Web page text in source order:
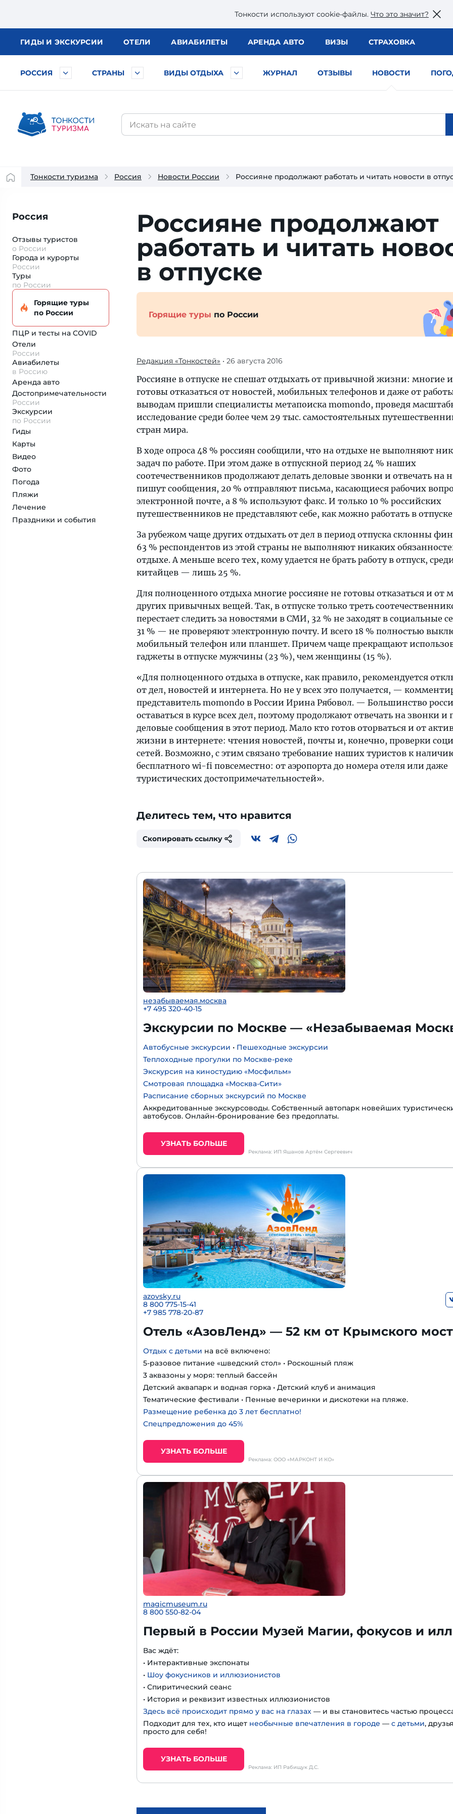
Тонкости используют сookie-файлы. Что это значит?
ГИДЫ И ЭКСКУРСИИ ОТЕЛИ АВИАБИЛЕТЫ АРЕНДА АВТО ВИЗЫ СТРАХОВКА
РОССИЯ СТРАНЫ ВИДЫ ОТДЫХА ЖУРНАЛ ОТЗЫВЫ НОВОСТИ
Тонкости туризма Россия Новости России Россияне продолжают работать и читать новости в
Россия
Отзывы туристов
о России
Города и курорты
России
Туры
по России
Горящие туры
по России
ПЦР и тесты на COVID
Отели
России
Авиабилеты
в Россию
Аренда авто
Достопримеча­тельности
России
Экскурсии
по России
Гиды
Карты
Видео
Фото
Погода
Пляжи
Лечение
Праздники и события
Россияне продолжают
работать и читать
в отпуске
Горящие туры по России
Редакция «Тонкостей» • 26 августа 2016
Россияне в отпуске не спешат отдыхать от привычной жизни: многие
готовы отказаться от новостей, мобильных телефонов и даже от
выводам пришли специалисты метапоиска momondo, проведя
исследование среди более чем 29 тыс. самостоятельных
стран мира.
В ходе опроса 48 % россиян сообщили, что на отдыхе не выполняют
задач по работе. При этом даже в отпускной период 24 % наших
соотечественников продолжают делать деловые звонки и отвечать на
пишут сообщения, 20 % отправляют письма, касающиеся рабочих
электронной почте, а 8 % используют факс. И только 10 % российских
путешественников не представляют себе, как можно работать в
За рубежом чаще других отдыхать от дел в период отпуска склонны
63 % респондентов из этой страны не выполняют никаких
отдыхе. А меньше всего тех, кому удается не брать работу в отпуск,
китайцев — лишь 25 %.
Для полноценного отдыха многие россияне не готовы отказаться и от
других привычных вещей. Так, в отпуске только треть
перестает следить за новостями в СМИ, 32 % не заходят в социальные
31 % — не проверяют электронную почту. И всего 18 % полностью
мобильный телефон или планшет. Причем чаще прекращают
гаджеты в отпуске мужчины (23 %), чем женщины (15 %).
«Для полноценного отдыха в отпуске, как правило, рекомендуется
от дел, новостей и интернета. Но не у всех это получается, —
представитель momondo в России Ирина Рябовол. — Большинство
оставаться в курсе всех дел, поэтому продолжают отвечать на звонки и
деловые сообщения в этот период. Мало кто готов оторваться и от
жизни в интернете: чтения новостей, почты и, конечно, проверки
сетей. Возможно, с этим связано требование наших туристов к
бесплатного wi-fi повсеместно: от аэропорта до номера отеля или даже
туристических достопримечательностей».
Делитесь тем, что нравится
Скопировать ссылку
незабываемая.москва
+7 495 320-40-15
Экскурсии по Москве — «Незабываемая
Автобусные экскурсии • Пешеходные экскурсии
Теплоходные прогулки по Москве-реке
Экскурсия на киностудию «Мосфильм»
Смотровая площадка «Москва-Сити»
Расписание сборных экскурсий по Москве
Аккредитованные экскурсоводы. Собственный автопарк новейших
автобусов. Онлайн-бронирование без предоплаты.
УЗНАТЬ БОЛЬШЕ
Реклама: ИП Яшанов Артём Сергеевич
azovsky.ru
8 800 775-15-41
+7 985 778-20-87
Отель «АзовЛенд» — 52 км от Крымского
Отдых с детьми на всё включено:
5-разовое питание «шведский стол» • Роскошный пляж
3 аквазоны у моря: теплый бассейн
Детский аквапарк и водная горка • Детский клуб и анимация
Тематические фестивали • Пенные вечеринки и дискотеки на пляже.
Размещение ребенка до 3 лет бесплатно!
Спецпредложения до 45%
УЗНАТЬ БОЛЬШЕ
Реклама: ООО «МАРКОНТ И КО»
magicmuseum.ru
8 800 550-82-04
Первый в России Музей Магии, фокусов и
Вас ждёт:
• Интерактивные экспонаты
• Шоу фокусников и иллюзионистов
• Спиритический сеанс
• История и реквизит известных иллюзионистов
Здесь всё происходит прямо у вас на глазах — и вы становитесь частью
Подходит для тех, кто ищет необычные впечатления в городе — с детьми,
просто для себя!
УЗНАТЬ БОЛЬШЕ
Реклама: ИП Рабищук Д.С.